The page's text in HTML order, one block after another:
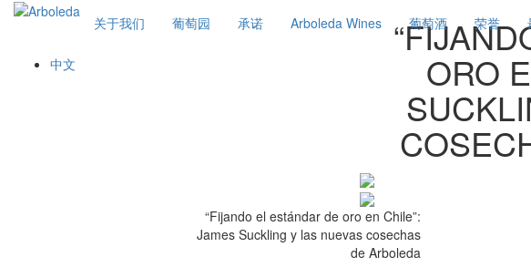
关于我们 葡萄园 承诺 Arboleda Wines 葡萄酒 荣誉
中文
ORO
“Fijando el estándar de oro en Chile”:
James Suckling y las nuevas cosechas
de Arboleda